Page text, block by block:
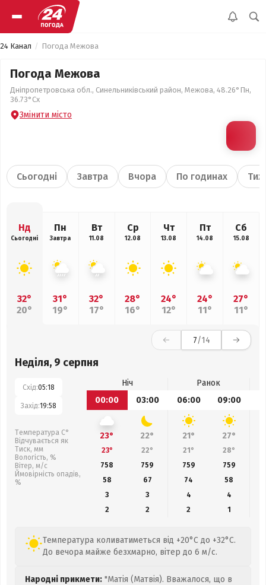
24 Канал Погода Межова
Погода Межова
Дніпропетровська обл., Синельниківський район, Межова, 48.26°Пн,
36.73°Сх
Змінити місто
Сьогодні Завтра Вчора По годинах
Нд
Сьогодні
32°
20°
Пн
Завтра
31°
19°
Вт
11.08
32°
17°
Ср
12.08
28°
16°
Чт
13.08
24°
12°
Пт
14.08
24°
11°
Сб
15.08
27°
11°
7/14
Неділя, 9 серпня
Схід:05:18
Захід:19:58
Температура С°
Відчувається як
Тиск, мм
Вологість, %
Вітер, м/с
Ймовірність опадів,
%
Ніч
Ранок
00:00
03:00 06:00 09:00
23° 22° 21° 27°
23° 22° 21° 28°
758
759 759 759
58
67 74 58
3
3 4
4
2
2 2 1
Температура коливатиметься від +20°C до +32°C.
До вечора майже безхмарно, вітер до 6 м/с.
Народні прикмети: "Матія (Матвія). Вважалося, що в